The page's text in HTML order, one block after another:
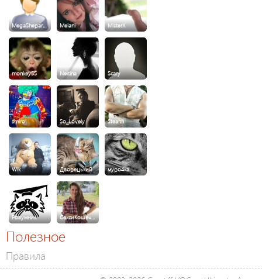
MegaShepar… Melani MisterX
monkey55 Neitina Scary
smirol So_Lovely Stealth
Wik Дворецький муро4ка
Розумник СексиКошеч…
Полезное
Правила